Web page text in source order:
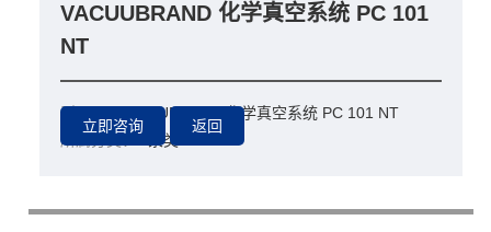
VACUUBRAND 化学真空系统 PC 101
NT
型号：
VACUUBRAND 化学真空系统 PC 101 NT
所属分类：
泵类